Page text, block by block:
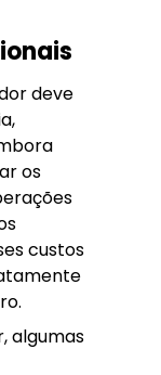
deve
os
custos
algumas